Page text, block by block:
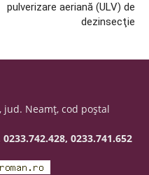
pulverizare aeriană (ULV) de
dezinsecţie
jud. Neamţ, cod poştal
0233.741.652